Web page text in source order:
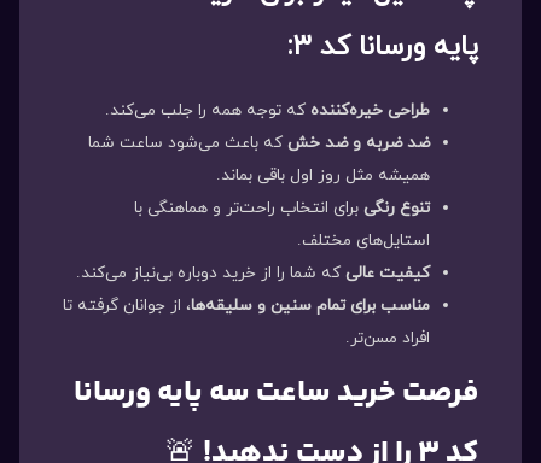
پایه ورسانا کد ۳:
طراحی خیره‌کننده که توجه همه را جلب می‌کند.
ضد ضربه و ضد خش که باعث می‌شود ساعت شما
همیشه مثل روز اول باقی بماند.
تنوع رنگی برای انتخاب راحت‌تر و هماهنگی با
استایل‌های مختلف.
کیفیت عالی که شما را از خرید دوباره بی‌نیاز می‌کند.
مناسب برای تمام سنین و سلیقه‌ها، از جوانان گرفته تا
افراد مسن‌تر.
فرصت خرید ساعت سه پایه ورسانا
کد ۳ را از دست ندهید!
🚨